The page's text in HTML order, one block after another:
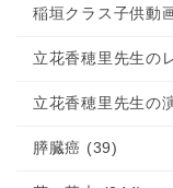
稲垣クラス子供動
立花香穂里先生の
立花香穂里先生の
膵臓癌 (39)